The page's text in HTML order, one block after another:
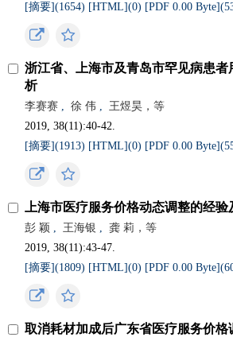
[摘要](1654) [HTML](0) [PDF 0.00 Byte](
浙江省、上海市及青岛市罕见病患
析
李赛赛 , 徐 伟 ,
王煜昊，等
2019, 38(11):40-42.
[摘要](1913) [HTML](0) [PDF 0.00 Byte](
上海市医疗服务价格动态调整的经验
彭 颖 , 王海银 ,
龚 莉，等
2019, 38(11):43-47.
[摘要](1809) [HTML](0) [PDF 0.00 Byte](
取消耗材加成后广东省医疗服务价